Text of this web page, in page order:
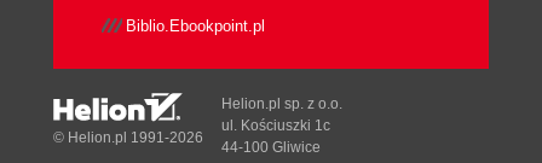
Biblio.Ebookpoint.pl
© Helion.pl 1991-2026
Helion.pl sp. z o.o.
ul. Kościuszki 1c
44-100 Gliwice